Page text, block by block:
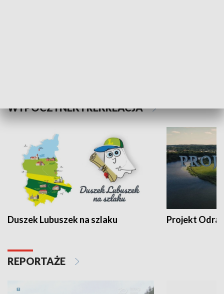
WYPOCZYNEK I REKREACJA
Duszek Lubuszek na szlaku Projekt Odra
REPORTAŻE